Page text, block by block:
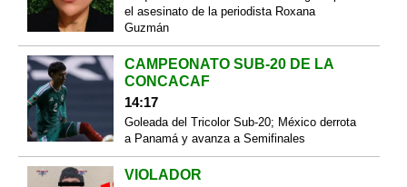
el asesinato de la periodista Roxana
Guzmán
CAMPEONATO SUB-20 DE LA
CONCACAF
14:17
Goleada del Tricolor Sub-20; México derrota
a Panamá y avanza a Semifinales
VIOLADOR